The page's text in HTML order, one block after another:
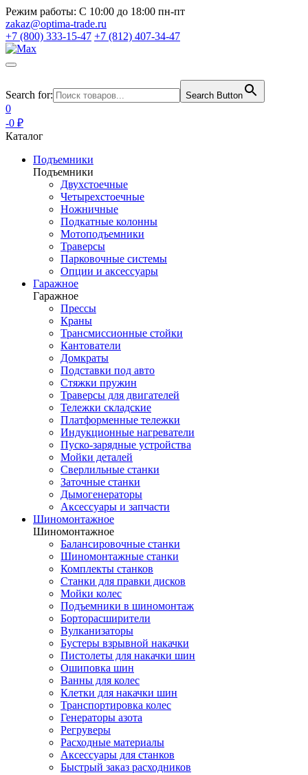
Режим работы: С 10:00 до 18:00 пн-пт
zakaz@optima-trade.ru
+7 (800) 333-15-47 +7 (812) 407-34-47
Search for: Search Button
0
-0 ₽
Каталог
Подъемники
Подъемники
Двухстоечные
Четырехстоечные
Ножничные
Подкатные колонны
Мотоподъемники
Траверсы
Парковочные системы
Опции и аксессуары
Гаражное
Гаражное
Прессы
Краны
Трансмиссионные стойки
Кантователи
Домкраты
Подставки под авто
Стяжки пружин
Траверсы для двигателей
Тележки складские
Платформенные тележки
Индукционные нагреватели
Пуско-зарядные устройства
Мойки деталей
Сверлильные станки
Заточные станки
Дымогенераторы
Аксессуары и запчасти
Шиномонтажное
Шиномонтажное
Балансировочные станки
Шиномонтажные станки
Комплекты станков
Станки для правки дисков
Мойки колес
Подъемники в шиномонтаж
Борторасширители
Вулканизаторы
Бустеры взрывной накачки
Пистолеты для накачки шин
Ошиповка шин
Ванны для колес
Клетки для накачки шин
Транспортировка колес
Генераторы азота
Регруверы
Расходные материалы
Аксессуары для станков
Быстрый заказ расходников